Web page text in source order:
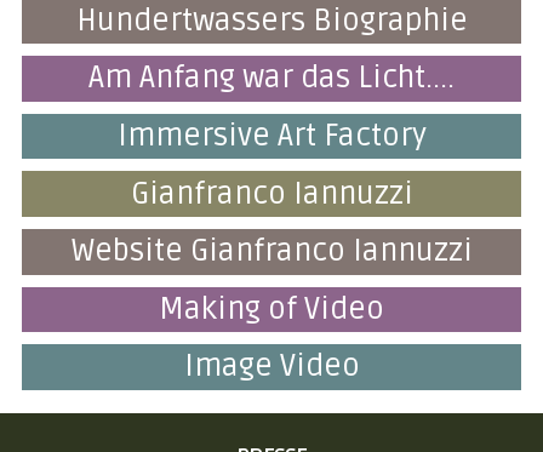
Hundertwassers Biographie
Am Anfang war das Licht....
Immersive Art Factory
Gianfranco Iannuzzi
Website Gianfranco Iannuzzi
Making of Video
Image Video